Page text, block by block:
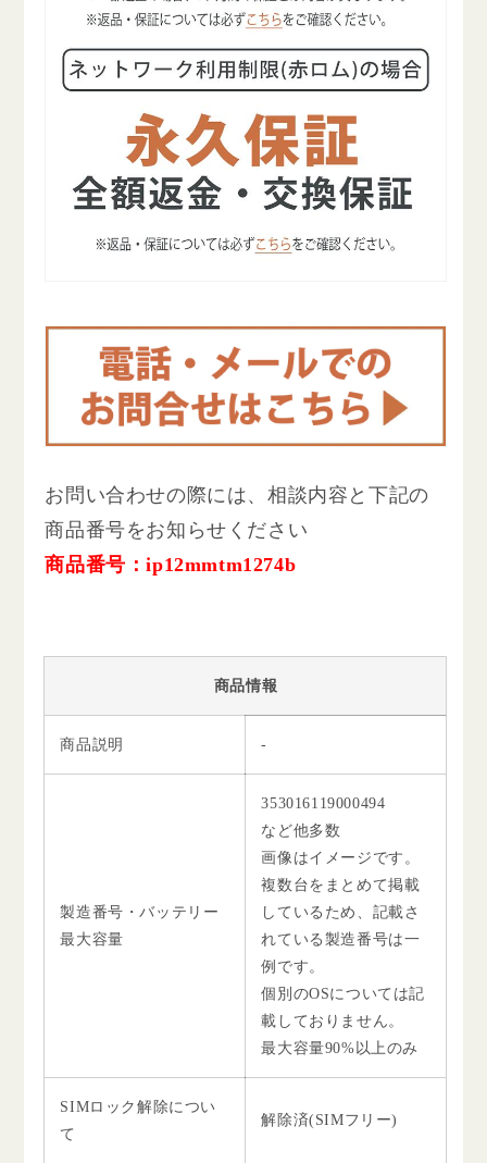
お問い合わせの際には、相談内容と下記の
商品番号をお知らせください
商品番号：ip12mmtm1274b
商品情報
商品説明 -
製造番号・バッテリー
最大容量
353016119000494
など他多数
画像はイメージです。
複数台をまとめて掲載
しているため、記載さ
れている製造番号は一
例です。
個別のOSについては記
載しておりません。
最大容量90%以上のみ
SIMロック解除につい
て
解除済(SIMフリー)